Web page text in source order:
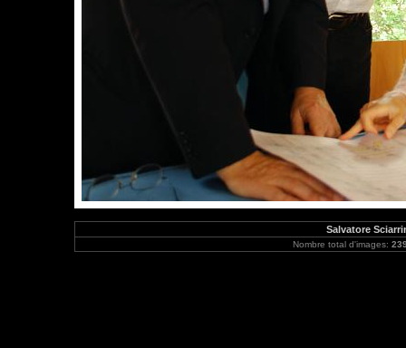
Salvatore
Nombre total d'images: